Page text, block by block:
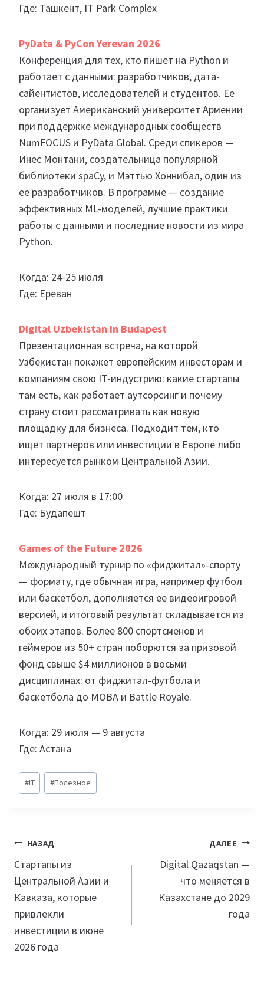
Где: Ташкент, IT Park Complex
PyData & PyCon Yerevan 2026
Конференция для тех, кто пишет на Python и
работает с данными: разработчиков, дата-
сайентистов, исследователей и студентов. Ее
организует Американский университет Армении
при поддержке международных сообществ
NumFOCUS и PyData Global. Среди спикеров —
Инес Монтани, создательница популярной
библиотеки spaCy, и Мэттью Хоннибал, один из
ее разработчиков. В программе — создание
эффективных ML-моделей, лучшие практики
работы с данными и последние новости из мира
Python.
Когда: 24-25 июля
Где: Ереван
Digital Uzbekistan in Budapest
Презентационная встреча, на которой
Узбекистан покажет европейским инвесторам и
компаниям свою IT-индустрию: какие стартапы
там есть, как работает аутсорсинг и почему
страну стоит рассматривать как новую
площадку для бизнеса. Подходит тем, кто
ищет партнеров или инвестиции в Европе либо
интересуется рынком Центральной Азии.
Когда: 27 июля в 17:00
Где: Будапешт
Games of the Future 2026
Международный турнир по «фиджитал»-спорту
— формату, где обычная игра, например футбол
или баскетбол, дополняется ее видеоигровой
версией, и итоговый результат складывается из
обоих этапов. Более 800 спортсменов и
геймеров из 50+ стран поборются за призовой
фонд свыше $4 миллионов в восьми
дисциплинах: от фиджитал-футбола и
баскетбола до MOBA и Battle Royale.
Когда: 29 июля — 9 августа
Где: Астана
Метки
записи:
#IT #Полезное
Навигация
по
записям
НАЗАД
Стартапы из
Центральной Азии и
Кавказа, которые
привлекли
инвестиции в июне
2026 года
ДАЛЕЕ
Digital Qazaqstan —
что меняется в
Казахстане до 2029
года